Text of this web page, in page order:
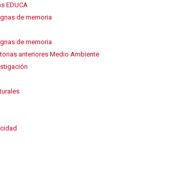
EDUCA
de memoria
de memoria
anteriores Medio Ambiente